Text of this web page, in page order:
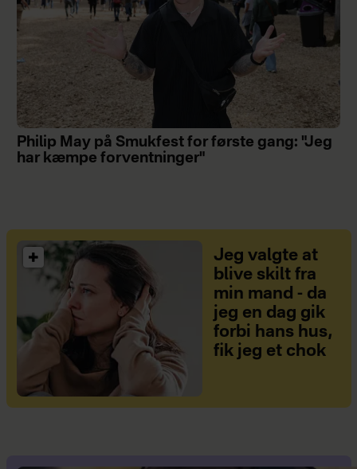
Philip May på Smukfest for første gang: "Jeg
har kæmpe forventninger"
Jeg valgte at
blive skilt fra
min mand - da
jeg en dag gik
forbi hans hus,
fik jeg et chok